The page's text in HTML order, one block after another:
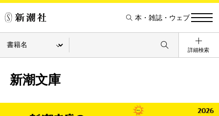
本・雑誌・ウェブ
詳細検索
新潮文庫